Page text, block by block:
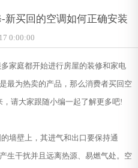
新买回的空调如何正确安装
0:00:00
家庭都开始进行房屋的装修和家电
最为热卖的产品，那么消费者买回空
请大家跟随小编一起了解更多吧!
墙壁上，其进气和出口要保持通
生干扰并且远离热源、易燃气处。空